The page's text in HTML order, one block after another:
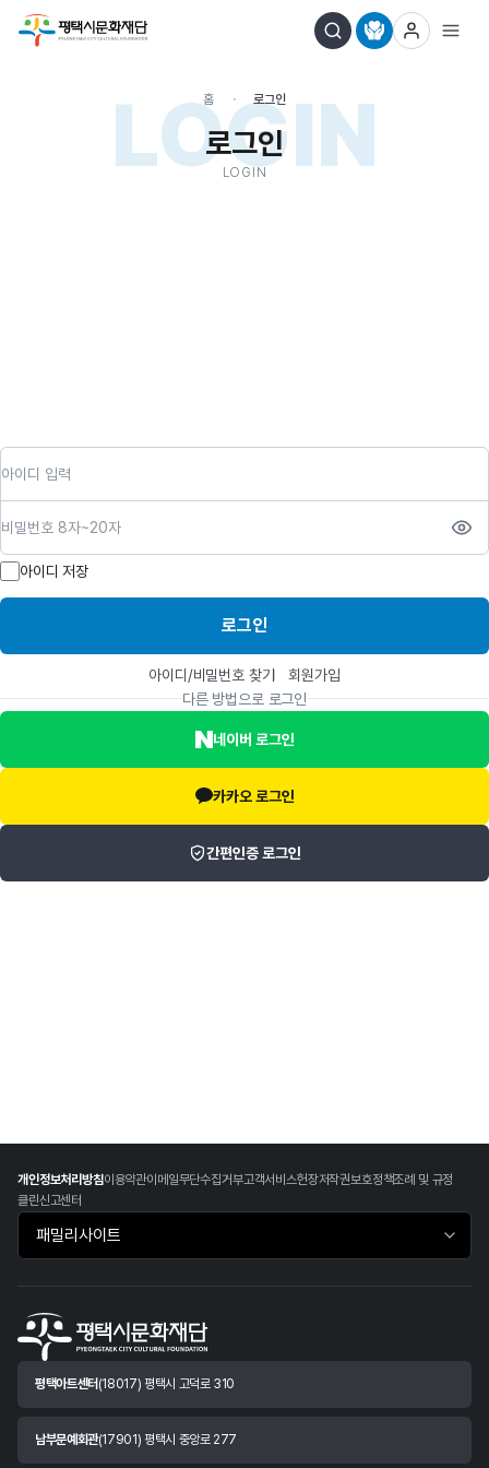
LOGIN
홈 로그인
로그인
LOGIN
아이디 저장
로그인
아이디/비밀번호 찾기
회원가입
다른 방법으로 로그인
네이버 로그인
카카오 로그인
간편인증 로그인
개인정보처리방침이용약관이메일무단수집거부고객서비스헌장저작권보호정책조례 및 규정
클린신고센터
패밀리사이트 바로가기
평택아트센터 (18017) 평택시 고덕로 310
남부문예회관(17901) 평택시 중앙로 277